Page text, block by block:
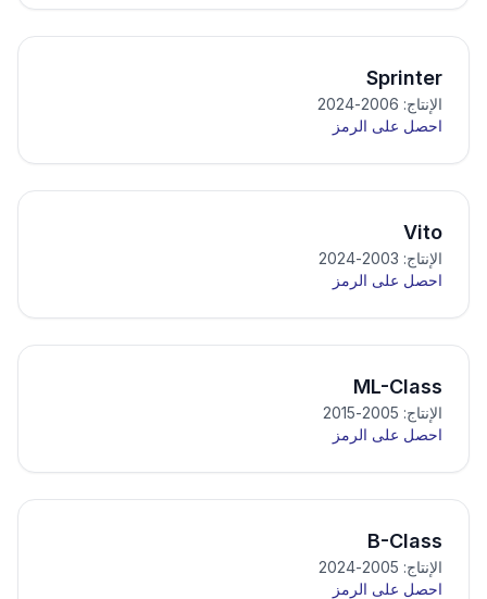
Sprinter
الإنتاج: 2006-2024
احصل على الرمز
Vito
الإنتاج: 2003-2024
احصل على الرمز
ML-Class
الإنتاج: 2005-2015
احصل على الرمز
B-Class
الإنتاج: 2005-2024
احصل على الرمز